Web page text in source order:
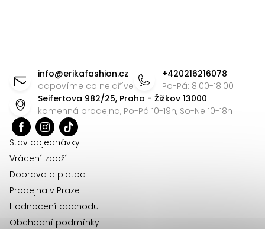
info@erikafashion.cz
odpovíme co nejdříve
+420216216078
Po-Pá: 8:00-18:00
Seifertova 982/25, Praha - Žižkov 13000
kamenná prodejna, Po-Pá 10-19h, So-Ne 10-18h
Stav objednávky
Vrácení zboží
Doprava a platba
Prodejna v Praze
Hodnocení obchodu
Obchodní podmínky